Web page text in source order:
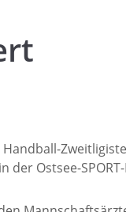
der Ostsee-